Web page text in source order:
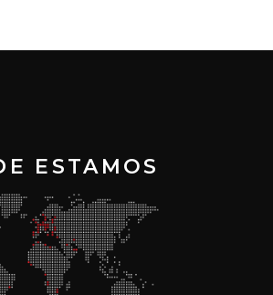
ESTAMOS